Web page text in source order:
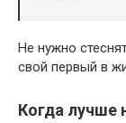
Не нужно
свой первый в
Когда лучше